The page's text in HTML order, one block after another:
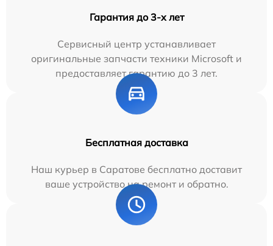
Гарантия до 3-х лет
Сервисный центр устанавливает
оригинальные запчасти техники Microsoft и
предоставляет гарантию до 3 лет.
Бесплатная доставка
Наш курьер в Саратове бесплатно доставит
ваше устройство на ремонт и обратно.